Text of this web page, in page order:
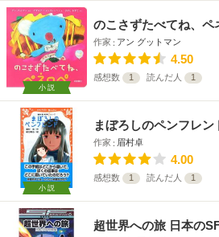
小説
のこさずたべてね、ペ
作家 アン グットマン
4.50
感想数 1 読んだ人 1
小説
まぼろしのペンフレン
作家 眉村卓
4.00
感想数 1 読んだ人 1
超世界への旅 日本の